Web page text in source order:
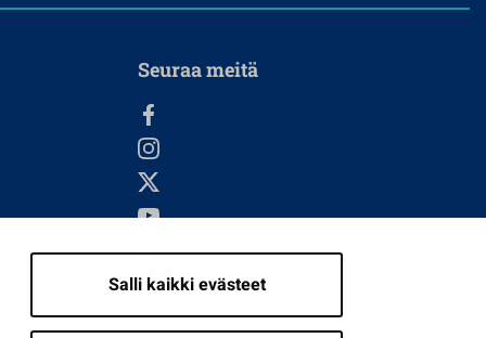
Salli kaikki evästeet
Seuraa meitä